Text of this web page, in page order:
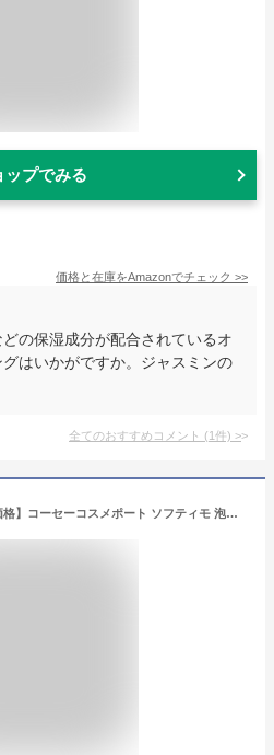
ップでみる
価格と在庫をAmazonでチェック >>
の保湿成分が配合されているオ
はいかがですか。ジャスミンの
全てのおすすめコメント (1件) >
【1点限り！令和お試し価格】コーセーコスメポート ソフティモ 泡クレンジングウォッシュ ( Wヒアルロン酸 ) 200ml ( 4971710319583 )